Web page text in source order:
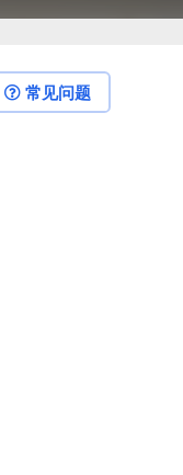
常见问题